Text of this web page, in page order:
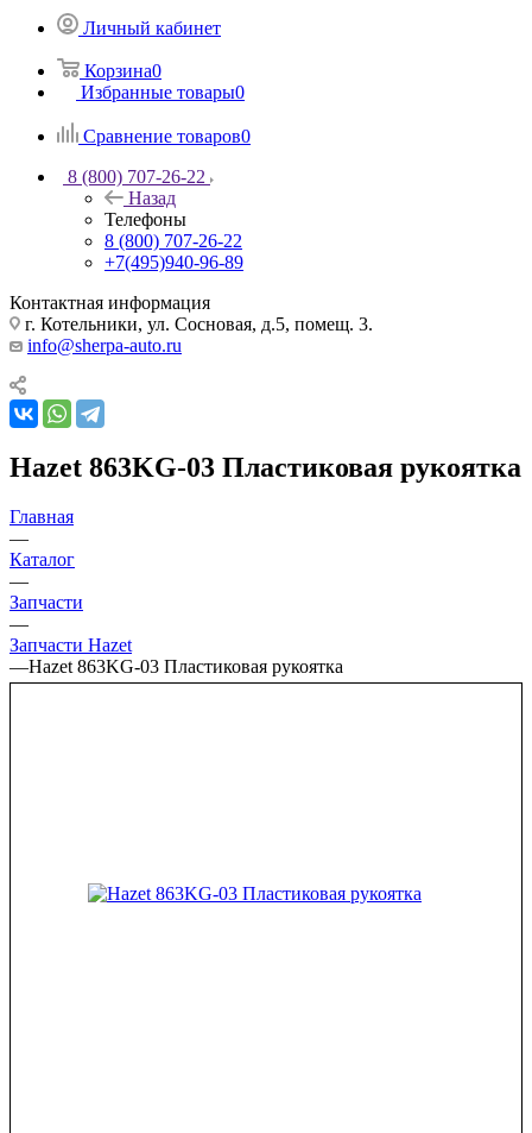
Личный кабинет
Корзина0
Избранные товары0
Сравнение товаров0
8 (800) 707-26-22
Назад
Телефоны
8 (800) 707-26-22
+7(495)940-96-89
Контактная информация
г. Котельники, ул. Сосновая, д.5, помещ. 3.
info@sherpa-auto.ru
Hazet 863KG-03 Пластиковая рукоятка
Главная
—
Каталог
—
Запчасти
—
Запчасти Hazet
—Hazet 863KG-03 Пластиковая рукоятка